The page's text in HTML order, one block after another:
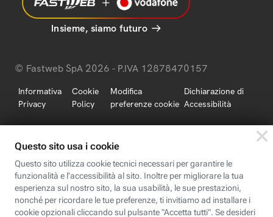
Insieme, siamo futuro
© Fastweb SpA 2026 - P.IVA 12878470157
Informativa
Privacy
Cookie
Policy
Modifica
preferenze cookie
Dichiarazione di
Accessibilità